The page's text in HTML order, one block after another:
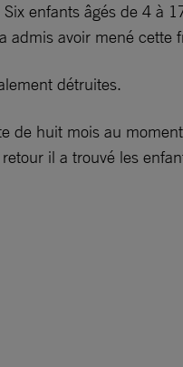
enfants âgés de 4 à
admis avoir mené
détruites.
huit mois au
il a trouvé les